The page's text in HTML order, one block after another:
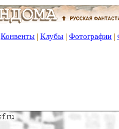
Конвенты | Клубы | Фотографии |